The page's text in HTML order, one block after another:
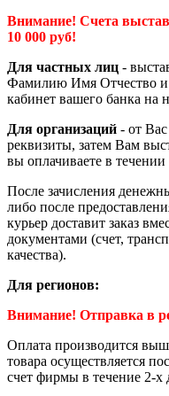
Внимание! Счета
10 000 руб!
Для частных лиц -
Фамилию Имя Отчество и
кабинет вашего банка на
Для организаций - от
реквизиты, затем Вам
вы оплачиваете в
После зачисления
либо после
курьер доставит заказ
документами (счет,
качества).
Для регионов:
Внимание! Отправка в
Оплата производится
товара осуществляется
счет фирмы в течение 2-х